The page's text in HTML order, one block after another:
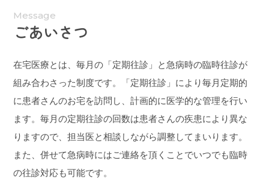
Message
ごあいさつ
在宅医療とは、毎月の「定期往診」と急病時の臨時往診が
組み合わさった制度です。「定期往診」により毎月定期的
に患者さんのお宅を訪問し、計画的に医学的な管理を行い
ます。毎月の定期往診の回数は患者さんの疾患により異な
りますので、担当医と相談しながら調整してまいります。
また、併せて急病時にはご連絡を頂くことでいつでも臨時
の往診対応も可能です。